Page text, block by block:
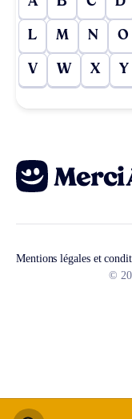
L M N O
V W X Y
Mentions légales et
©